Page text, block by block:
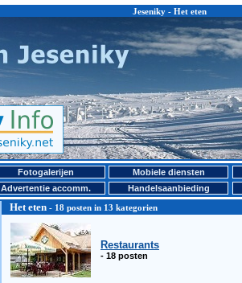
Jeseniky - Het eten
Fotogalerijen Mobiele diensten
Advertentie accomm. Handelsaanbieding
Het eten - 18 posten in 13 kategorien
Restaurants
- 18 posten